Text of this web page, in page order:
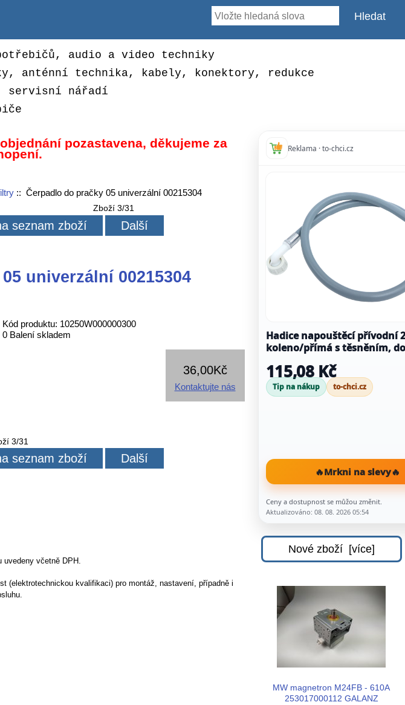
audio a video techniky
anténní technika, kabely, konektory, redukce
servisní nářadí
pozastavena, děkujeme za
:: Čerpadlo do pračky 05 univerzální 00215304
Zboží 3/31
seznam zboží Další
univerzální 00215304
Kód produktu: 10250W000000300
0 Balení skladem
36,00Kč
Kontaktujte nás
3/31
seznam zboží Další
uvedeny včetně DPH.
(elektrotechnickou kvalifikaci) pro montáž, nastavení, případně i
Reklama · to-chci.cz
Hadice napouštěcí přívodní
koleno/přímá s těsněním,
115,08 Kč
Tip na nákup to-chci.cz
🔥Mrkni na slevy🔥
Ceny a dostupnost se můžou změnit.
Aktualizováno: 08. 08. 2026 05:54
Nové zboží [více]
MW magnetron M24FB - 610A
253017000112 GALANZ